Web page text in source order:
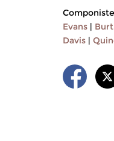
Evans |
Davis |